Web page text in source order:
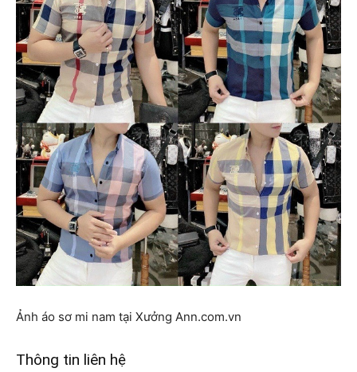
Ảnh áo sơ mi nam tại Xưởng Ann.com.vn
Thông tin liên hệ